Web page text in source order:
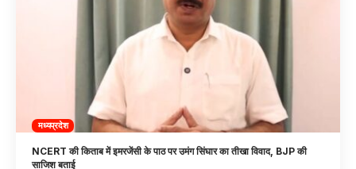
मध्यप्रदेश
NCERT की किताब में इमरजेंसी के पाठ पर उमंग सिंघार का तीखा विवाद, BJP की
साजिश बताई